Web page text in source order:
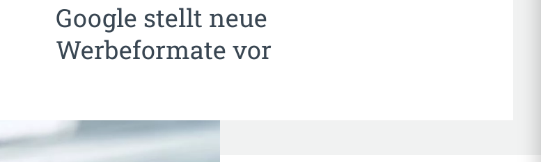
Google stellt neue
Werbeformate vor